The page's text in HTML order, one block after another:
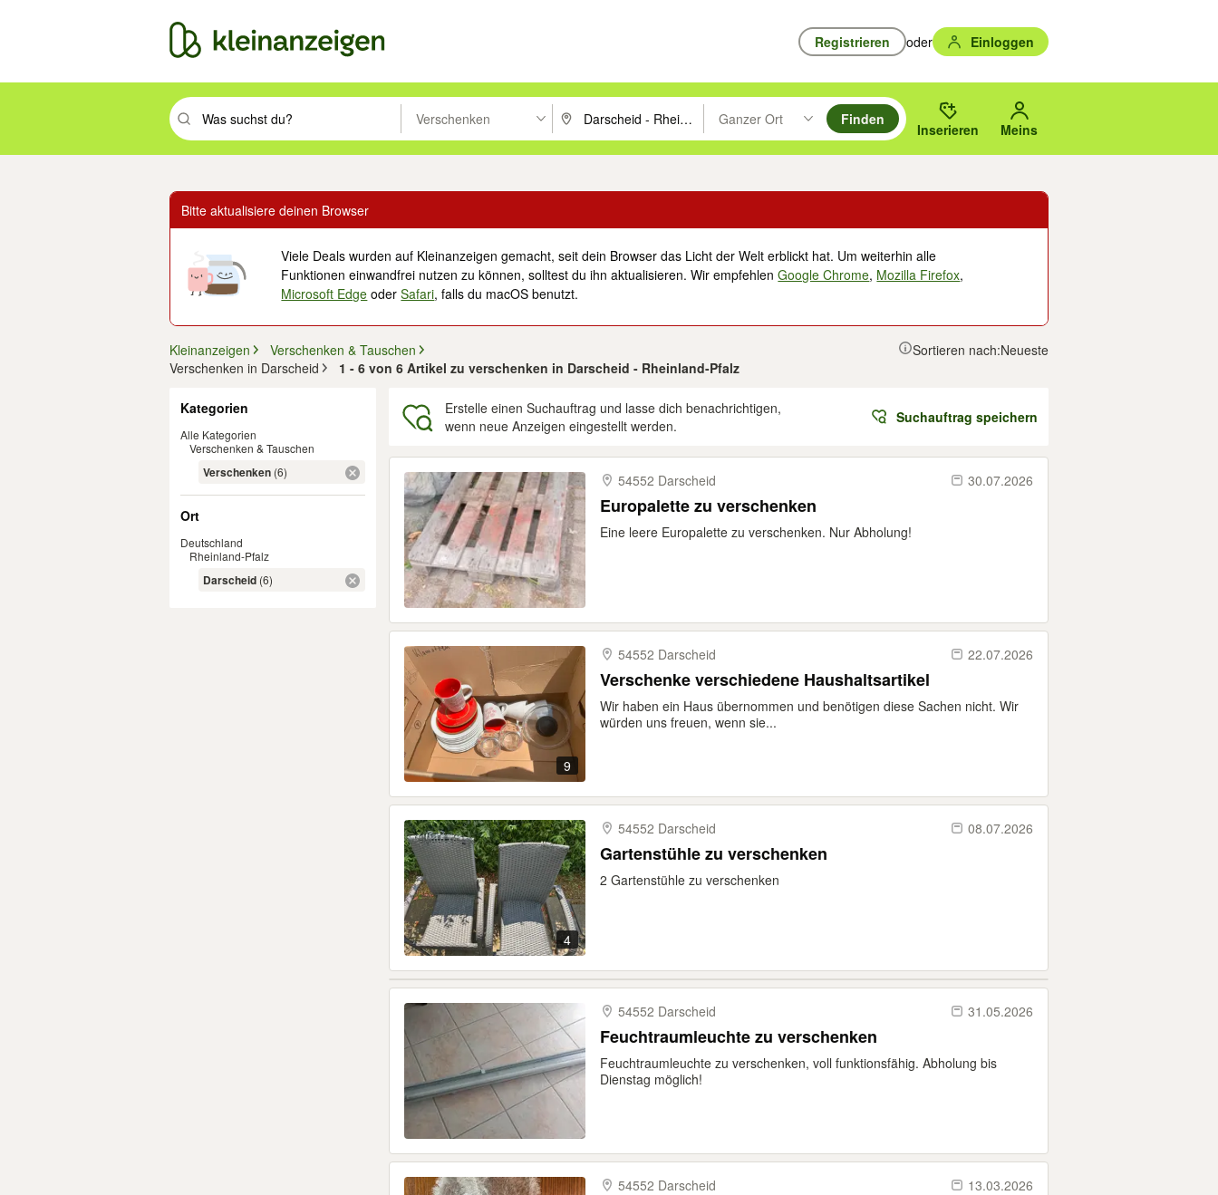
Registrieren oder Einloggen
Suchbegriff eingeben. Eingabetaste drücken um zu suchen, oder Vorschläge mit den Pfeiltasten nach oben/unten durchsuchen und mit Eingabetaste auswählen.
Verschenken PLZ oder Ort eingeben. Eingabetaste drücken um zu suchen, oder Vorschläge mit den Pfeiltasten nach oben/
Ganzer Ort
Suche im Umkreis des gewählten Orts oder PLZ.
Finden
Inserieren Meins
Bitte aktualisiere deinen Browser
Viele Deals wurden auf Kleinanzeigen gemacht, seit dein Browser das Licht der Welt erblickt hat. Um weiterhin alle
Funktionen einwandfrei nutzen zu können, solltest du ihn aktualisieren. Wir empfehlenGoogle Chrome, Mozilla Firefox,
Microsoft Edge oderSafari, falls du macOS benutzt.
Kleinanzeigen
Verschenken & Tauschen
Verschenken in Darscheid
1 - 6 von 6 Artikel zu verschenken in Darscheid - Rheinland-Pfalz
Sortieren nach:Neueste
Kategorien
Alle Kategorien
Verschenken & Tauschen
Verschenken (6)
Ort
Deutschland
Rheinland-Pfalz
Darscheid (6)
Erstelle einen Suchauftrag und lasse dich benachrichtigen,
wenn neue Anzeigen eingestellt werden.
Suchauftrag speichern
54552 Darscheid
30.07.2026
Europalette zu verschenken
Eine leere Europalette zu verschenken. Nur Abholung!
9
54552 Darscheid 22.07.2026
Verschenke verschiedene Haushaltsartikel
Wir haben ein Haus übernommen und benötigen diese Sachen nicht. Wir
würden uns freuen, wenn sie...
4
54552 Darscheid 08.07.2026
Gartenstühle zu verschenken
2 Gartenstühle zu verschenken
54552 Darscheid 31.05.2026
Feuchtraumleuchte zu verschenken
Feuchtraumleuchte zu verschenken, voll funktionsfähig. Abholung bis
Dienstag möglich!
54552 Darscheid 13.03.2026